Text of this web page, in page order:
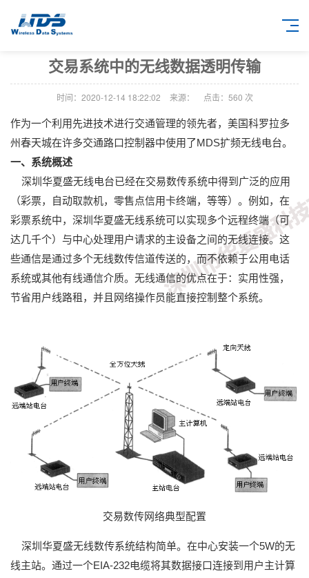
交易系统中的无线数据透明传输
时间：2020-12-14 18:22:02 来源： 点击： 560 次
作为一个利用先进技术进行交通管理的领先者，美国科罗拉多
州春天城在许多交通路口控制器中使用了MDS扩频无线电台。
一、系统概述
深圳华夏盛无线电台已经在交易数传系统中得到广泛的应用
（彩票，自动取款机，零售点信用卡终端，等等）。例如，在
彩票系统中，深圳华夏盛无线系统可以实现多个远程终端（可
达几千个）与中心处理用户请求的主设备之间的无线连接。这
些通信是通过多个无线数传信道传送的，而不依赖于公用电话
系统或其他有线通信介质。无线通信的优点在于：实用性强，
节省用户线路租，并且网络操作员能直接控制整个系统。
交易数传网络典型配置
深圳华夏盛无线数传系统结构简单。在中心安装一个5W的无
线主站。通过一个EIA-232电缆将其数据接口连接到用户主计算